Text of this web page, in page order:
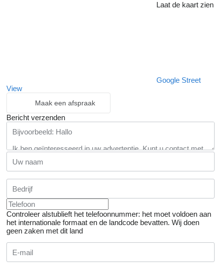
Laat de kaart zien
Google Street
View
Maak een afspraak
Bericht verzenden
Controleer alstublieft het telefoonnummer: het moet voldoen aan
het internationale formaat en de landcode bevatten. Wij doen
geen zaken met dit land